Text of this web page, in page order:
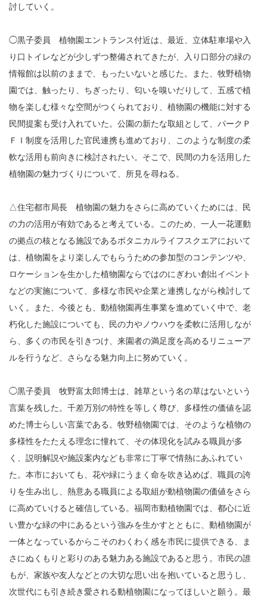
討していく。
◯黒子委員 植物園エントランス付近は、最近、立体駐車場や入
り口トイレなどが少しずつ整備されてきたが、入り口部分の緑の
情報館は以前のままで、もったいないと感じた。また、牧野植物
園では、触ったり、ちぎったり、匂いを嗅いだりして、五感で植
物を楽しむ様々な空間がつくられており、植物園の機能に対する
民間提案も受け入れていた。公園の新たな取組として、パークＰ
ＦＩ制度を活用した官民連携も進めており、このような制度の柔
軟な活用も前向きに検討されたい。そこで、民間の力を活用した
植物園の魅力づくりについて、所見を尋ねる。
△住宅都市局長 植物園の魅力をさらに高めていくためには、民
の力の活用が有効であると考えている。このため、一人一花運動
の拠点の核となる施設であるボタニカルライフスクエアにおいて
は、植物園をより楽しんでもらうための参加型のコンテンツや、
ロケーションを生かした植物園ならではのにぎわい創出イベント
などの実施について、多様な市民や企業と連携しながら検討して
いく。また、今後とも、動植物園再生事業を進めていく中で、老
朽化した施設についても、民の力やノウハウを柔軟に活用しなが
ら、多くの市民を引きつけ、来園者の満足度を高めるリニューア
ルを行うなど、さらなる魅力向上に努めていく。
◯黒子委員 牧野富太郎博士は、雑草という名の草はないという
言葉を残した。千差万別の特性を等しく尊び、多様性の価値を認
めた博士らしい言葉である。牧野植物園では、そのような植物の
多様性をたたえる理念に憧れて、その体現化を試みる職員が多
く、説明解説や施設案内なども非常に丁寧で情熱にあふれてい
た。本市においても、花や緑にうまく命を吹き込めば、職員の誇
りを生み出し、熱意ある職員による取組が動植物園の価値をさら
に高めていけると確信している。福岡市動植物園では、都心に近
い豊かな緑の中にあるという強みを生かすとともに、動植物園が
一体となっているからこそのわくわく感を市民に提供できる、ま
さにぬくもりと彩りのある魅力ある施設であると思う。市民の誰
もが、家族や友人などとの大切な思い出を抱いていると思うし、
次世代にも引き続き愛される動植物園になってほしいと願う。最